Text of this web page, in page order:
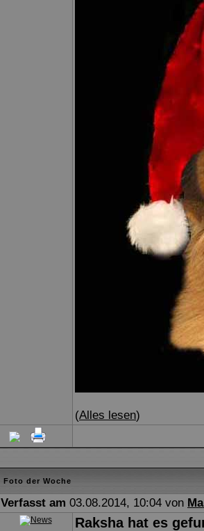
(Alles lesen)
Foto der Woche
Verfasst am 03.08.2014, 10:04 von
Raksha hat es